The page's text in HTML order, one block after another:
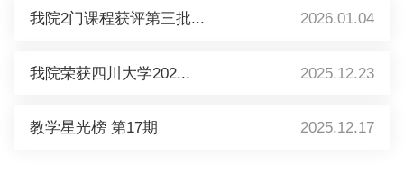
我院2门课程获评第三批... 2026.01.04
我院荣获四川大学202... 2025.12.23
教学星光榜 第17期 2025.12.17